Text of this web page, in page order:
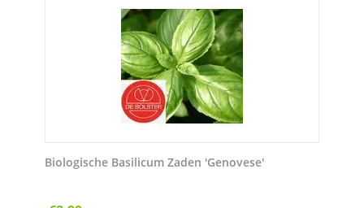
Biologische Basilicum Zaden 'Genovese'